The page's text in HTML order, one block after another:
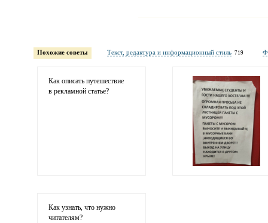
обязательны полностью для публикации
Похожие советы Текст, редактура и информационный стиль 719
Как описать путешествие
в рекламной статье?
Как узнать, что нужно
читателям?